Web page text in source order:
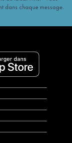
dans chaque message.